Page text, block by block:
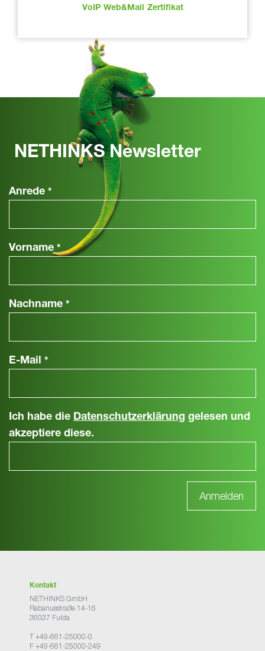
VoIP Web&Mail Zertifikat
NETHINKS Newsletter
Anrede *
Vorname *
Nachname *
E-Mail *
Ich habe die Datenschutzerklärung gelesen und
akzeptiere diese.
Kontakt
NETHINKS GmbH
Rabanusstraße 14-16
36037 Fulda
T +49-661-25000-0
F +49-661-25000-249